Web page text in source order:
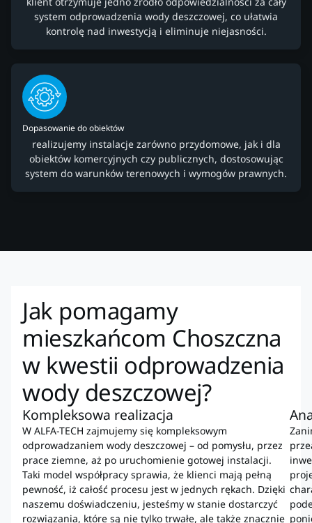
system odprowadzenia wody deszczowej, co ułatwia
kontrolę nad inwestycją i eliminuje niejasności.
Dopasowanie do obiektów
realizujemy instalacje zarówno przydomowe, jak i dla
obiektów komercyjnych czy publicznych, dostosowując
system do warunków terenowych i wymogów prawnych.
Jak pomagamy
mieszkańcom Choszczna
w kwestii odprowadzenia
wody deszczowej?
Kompleksowa realizacja
W ALFA-TECH zajmujemy się kompleksowym
odprowadzaniem wody deszczowej – od pomysłu, przez
prace ziemne, aż po uruchomienie gotowej instalacji.
Taki model współpracy sprawia, że klienci mają pełną
pewność, iż całość procesu jest w jednych rękach. Dzięki
naszemu doświadczeniu, jesteśmy w stanie dostarczyć
rozwiązania, które są nie tylko trwałe, ale także znacznie